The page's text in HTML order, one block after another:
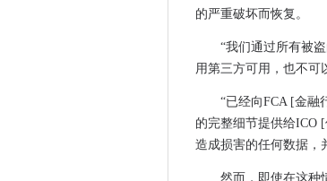
三星和火花灯
沃达丰推出首
甲骨文索赔澳
谷歌将云销售
eseye向
FelixStowe港
的严重破坏而恢复。
“我们通过所有被
用第三方可用，也不可
“已经向FCA [金融
的完整细节提供给ICO
造成损害的任何数据，
然而，即使在这种